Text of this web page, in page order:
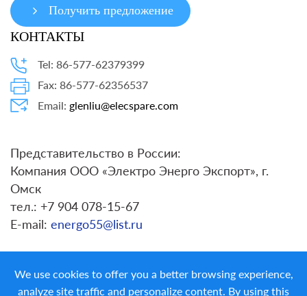
Получить предложение
КОНТАКТЫ
Tel: 86-577-62379399
Fax: 86-577-62356537
Email: glenliu@elecspare.com
Представительство в России:
Компания ООО «Электро Энерго Экспорт», г.
Омск
тел.: +7 904 078-15-67
E-mail: energo55@list.ru
We use cookies to offer you a better browsing experience,
analyze site traffic and personalize content. By using this